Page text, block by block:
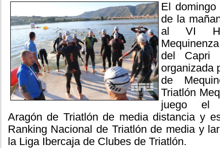
El
de la
al VI
del Capri
organizada
de
Triatlón
juego el
Aragón de Triatlón de media distancia y
Ranking Nacional de Triatlón de media y
la Liga Ibercaja de Clubes de Triatlón.